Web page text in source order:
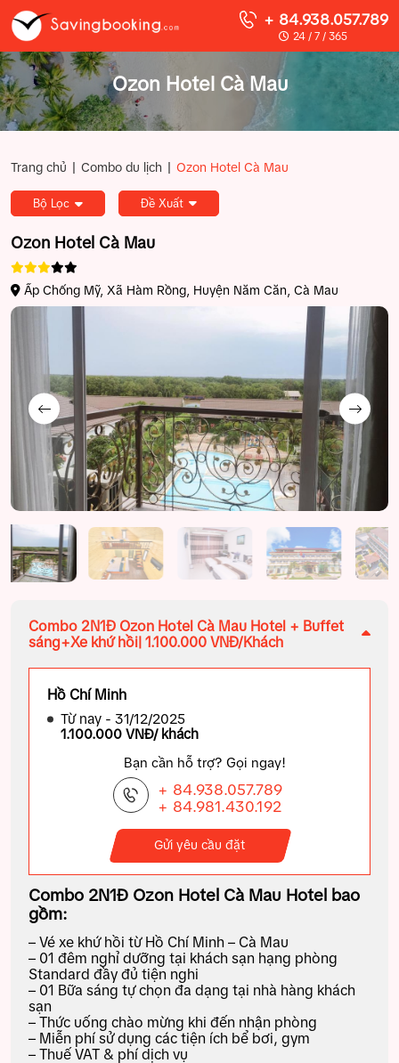
+ 84.938.057.789
24 / 7 / 365
Ozon Hotel Cà Mau
Trang chủ | Combo du lịch | Ozon Hotel Cà Mau
Bộ Lọc Đề Xuất
Ozon Hotel Cà Mau
Ấp Chống Mỹ, Xã Hàm Rồng, Huyện Năm Căn, Cà Mau
Combo 2N1Đ Ozon Hotel Cà Mau Hotel + Buffet
sáng+Xe khứ hồi| 1.100.000 VNĐ/Khách
Hồ Chí Minh
Từ nay - 31/12/2025
1.100.000 VNĐ/ khách
Bạn cần hỗ trợ? Gọi ngay!
+ 84.938.057.789
+ 84.981.430.192
Gửi yêu cầu đặt
Combo 2N1Đ Ozon Hotel Cà Mau Hotel bao
gồm:
– Vé xe khứ hồi từ Hồ Chí Minh – Cà Mau
– 01 đêm nghỉ dưỡng tại khách sạn hạng phòng
Standard đầy đủ tiện nghi
– 01 Bữa sáng tự chọn đa dạng tại nhà hàng khách
sạn
– Thức uống chào mừng khi đến nhận phòng
– Miễn phí sử dụng các tiện ích bể bơi, gym
– Thuế VAT & phí dịch vụ